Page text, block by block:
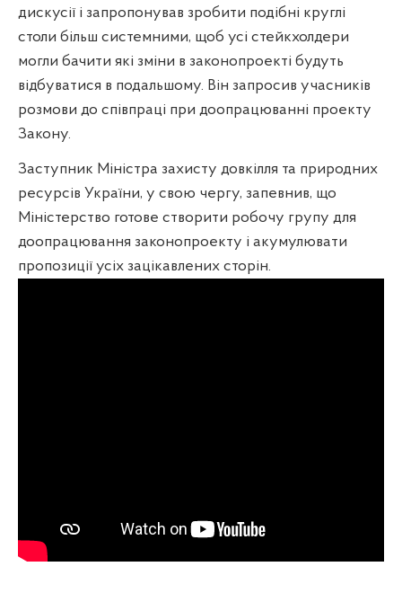
дискусії і запропонував зробити подібні круглі
столи більш системними, щоб усі стейкхолдери
могли бачити які зміни в законопроекті будуть
відбуватися в подальшому. Він запросив учасників
розмови до співпраці при доопрацюванні проекту
Закону.
Заступник Міністра захисту довкілля та природних
ресурсів України, у свою чергу, запевнив, що
Міністерство готове створити робочу групу для
доопрацювання законопроекту і акумулювати
пропозиції усіх зацікавлених сторін.